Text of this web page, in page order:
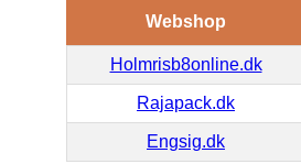
Webshop
Holmrisb8online.dk
Rajapack.dk
Engsig.dk